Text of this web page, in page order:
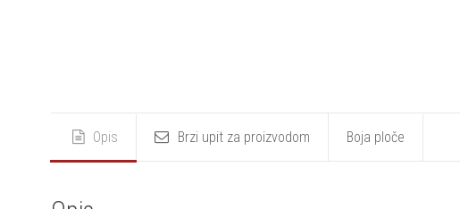
Opis Brzi upit za proizvodom Boja ploče